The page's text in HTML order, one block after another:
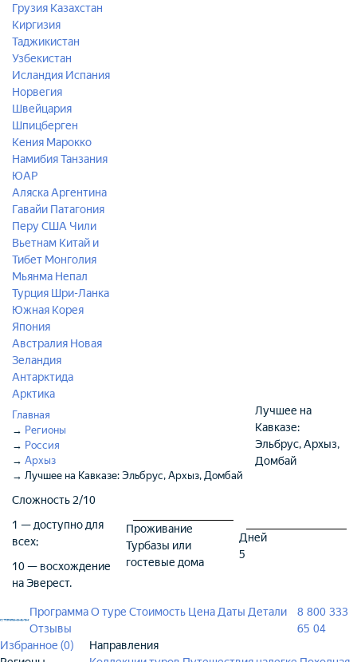
Грузия Казахстан
Киргизия
Таджикистан
Узбекистан
Исландия Испания
Норвегия
Швейцария
Шпицберген
Кения Марокко
НамибияТанзания
ЮАР
АляскаАргентина
Гавайи Патагония
Перу США Чили
Вьетнам Китай и
Тибет Монголия
Мьянма Непал
Турция Шри-Ланка
Южная Корея
Япония
Австралия Новая
Зеландия
Антарктида
Арктика
Главная
→ Регионы
→ Россия
→ Архыз
→ Лучшее на Кавказе: Эльбрус, Архыз, Домбай
Лучшее на
Кавказе:
Эльбрус, Архыз,
Домбай
Сложность 2/10
1 — доступно для
всех;
10 — восхождение
на Эверест.
Проживание
Турбазы или
гостевые дома
Дней
5
Программа О туре Стоимость Цена Даты Детали
Отзывы
8 800 333
65 04
Избранное (0)
Направления